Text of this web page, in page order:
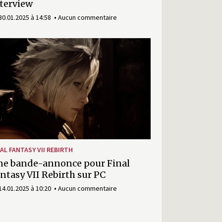
à 14:58 Aucun commentaire
FANTASY VII REBIRTH
bande-annonce pour Final
VII Rebirth sur PC
à 10:20 Aucun commentaire